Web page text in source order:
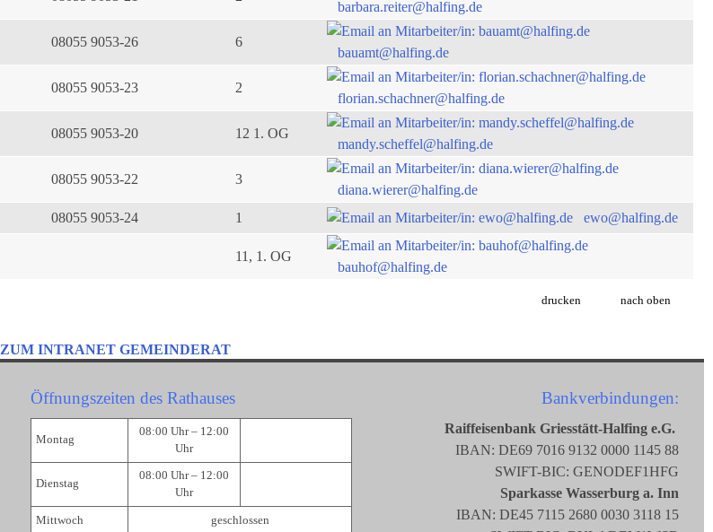
barbara.reiter@halfing.de
08055 9053-26 6
bauamt@halfing.de
08055 9053-23 2
florian.schachner@halfing.de
08055 9053-20 12 1. OG
mandy.scheffel@halfing.de
08055 9053-22 3
diana.wierer@halfing.de
08055 9053-24 1 ewo@halfing.de
11, 1. OG
bauhof@halfing.de
drucken nach oben
ZUM INTRANET GEMEINDERAT
Öffnungszeiten des Rathauses
Montag
08:00 Uhr – 12:00
Uhr
Dienstag
08:00 Uhr – 12:00
Uhr
Mittwoch geschlossen
Bankverbindungen:
Raiffeisenbank Griesstätt-Halfing e.G.
IBAN: DE69 7016 9132 0000 1145 88
SWIFT-BIC: GENODEF1HFG
Sparkasse Wasserburg a. Inn
IBAN: DE45 7115 2680 0030 3118 15